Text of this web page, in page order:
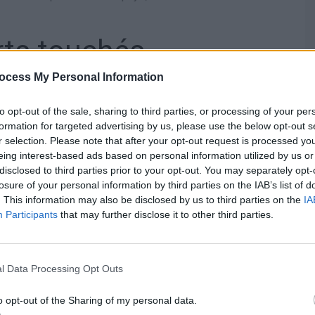
My Personal Information
opt-out of the sale, sharing to third parties, or processing of your
for targeted advertising by us, please use the below opt-out
selection. Please note that after your opt-out request is processed
interest-based ads based on personal information utilized by us
to third parties prior to your opt-out. You may separately
of your personal information by third parties on the IAB’s list of
This information may also be disclosed by us to third parties on the
Participants that may further disclose it to other third parties.
Data Processing Opt Outs
opt-out of the Sharing of my personal data.
touchés
situé en Dordogne dans le sud-ouest, est
pour 100 départs. Depuis la crise sanitaire, le nombre
de 2097 %.
volume de vols peut faire varier fortement les
de Beauvais-Tillé, dans les Hauts-de-France. Il
compagnies low-cost y opèrent, ce qui
aussi plus importants.